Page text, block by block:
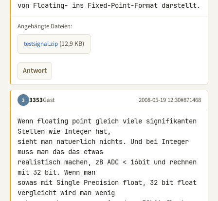
von Floating- ins Fixed-Point-Format darstellt.
Angehängte Dateien:
testsignal.zip (12,9 KB)
Antwort
3 3353Gast 2008-05-19 12:30#871468
Wenn floating point gleich viele signifikanten
Stellen wie Integer hat,
sieht man natuerlich nichts. Und bei Integer
muss man das das etwas
realistisch machen, zB ADC < 16bit und rechnen
mit 32 bit. Wenn man
sowas mit Single Precision float, 32 bit float
vergleicht wird man wenig